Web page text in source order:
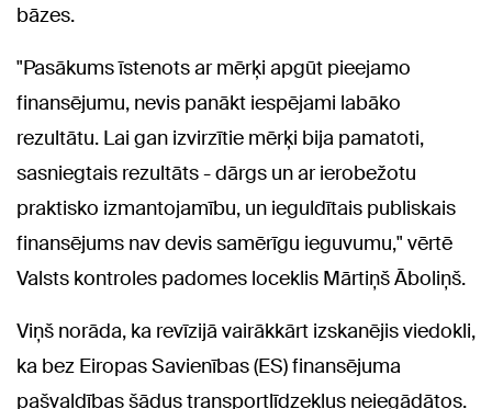
bāzes.
"Pasākums īstenots ar mērķi apgūt pieejamo
finansējumu, nevis panākt iespējami labāko
rezultātu. Lai gan izvirzītie mērķi bija pamatoti,
sasniegtais rezultāts - dārgs un ar ierobežotu
praktisko izmantojamību, un ieguldītais publiskais
finansējums nav devis samērīgu ieguvumu," vērtē
Valsts kontroles padomes loceklis Mārtiņš Āboliņš.
Viņš norāda, ka revīzijā vairākkārt izskanējis viedokli,
ka bez Eiropas Savienības (ES) finansējuma
pašvaldības šādus transportlīdzekļus neiegādātos.